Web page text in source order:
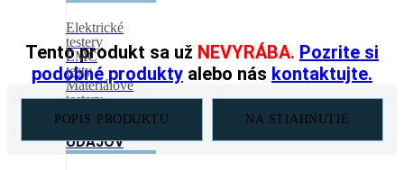
Elektrické
testery
EMC
testy
Materiálové
testery
ZÁZNAMNÍKY
ÚDAJOV
Tento produkt sa už NEVYRÁBA. Pozrite si
podobné produkty alebo nás kontaktujte.
POPIS PRODUKTU NA STIAHNUTIE